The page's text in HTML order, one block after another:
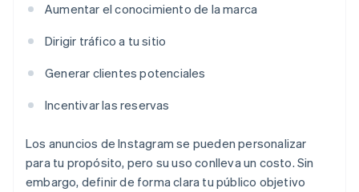
Aumentar el conocimiento de la marca
Dirigir tráfico a tu sitio
Generar clientes potenciales
Incentivar las reservas
Los anuncios de Instagram se pueden personalizar
para tu propósito, pero su uso conlleva un costo. Sin
embargo, definir de forma clara tu público objetivo